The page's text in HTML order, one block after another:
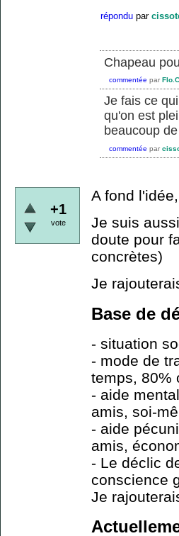
répondu par
Chapeau
commentée par
Je fais ce
qu'on est
beaucoup
commentée par
+1
vote
A fond
Je suis
doute pour
concrètes)
Je
Base de
- situation
- mode de
temps, 80%
- aide
amis, soi-
- aide
amis,
- Le déclic
conscience
Je